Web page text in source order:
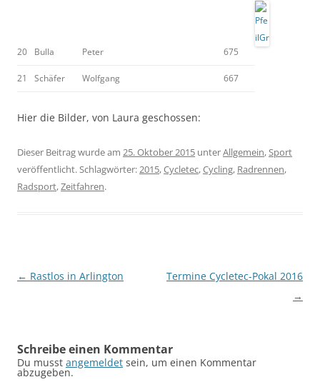
20 Bulla Peter 675
21 Schäfer Wolfgang 667
Hier die Bilder, von Laura geschossen:
Dieser Beitrag wurde am 25. Oktober 2015 unterAllgemein,Sport
veröffentlicht. Schlagwörter:2015,Cycletec,Cycling, Radrennen,
Radsport,Zeitfahren.
Beitragsnavigation
← Rastlos in Arlington
Termine Cycletec-Pokal 2016
→
Schreibe einen Kommentar
Du musst angemeldet sein, um einen Kommentar
abzugeben.